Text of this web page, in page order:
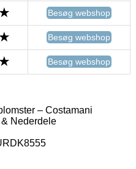
Besøg webshop
Besøg webshop
Besøg webshop
– Costamani
Nederdele